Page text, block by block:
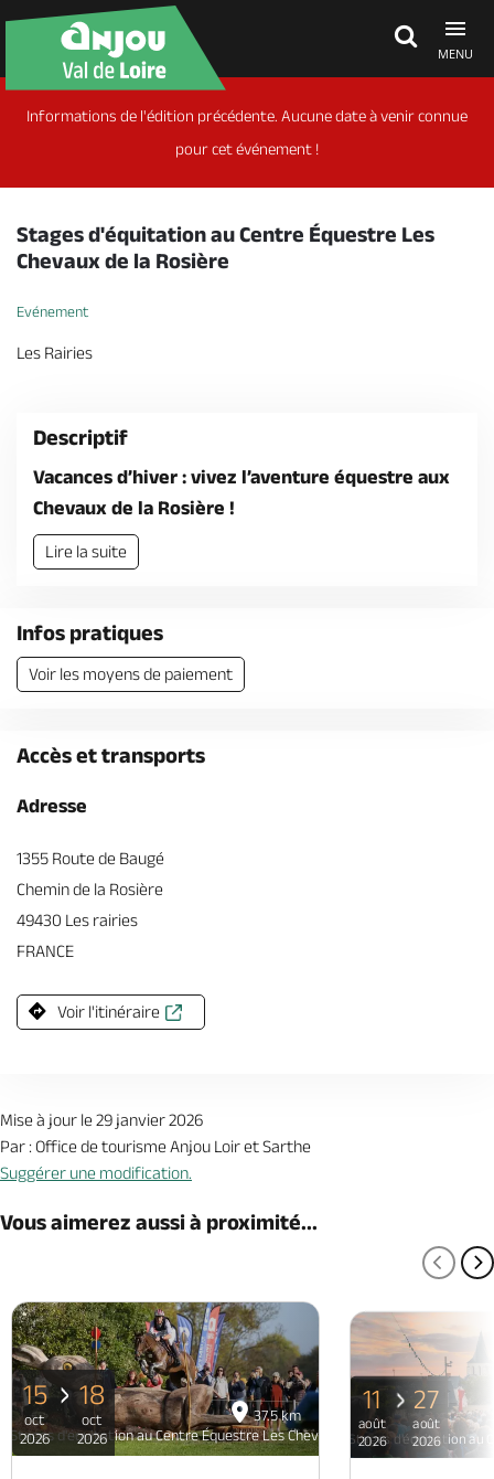
MENU
Découvrir
Dormir, manger
Séjours, cadeaux
Billetterie en ligne
Brochures & Cartes Offices de tourisme
Informations de l'édition précédente. Aucune date à venir connue
pour cet événement !
Stages d'équitation au Centre Équestre Les
Chevaux de la Rosière
Evénement
Les Rairies
Descriptif
Vacances d’hiver : vivez l’aventure équestre aux
Chevaux de la Rosière !
Lire la suite
Infos pratiques
Voir les moyens de paiement
Accès et transports
Adresse
1355 Route de Baugé
Chemin de la Rosière
49430 Les rairies
FRANCE
Voir l'itinéraire
Mise à jour le 29 janvier 2026
Par : Office de tourisme Anjou Loir et Sarthe
Suggérer une modification.
Vous aimerez aussi à proximité...
37.5 km
Stages d'équitation au Centre Équestre Les Chevaux de la Rosière
15
oct
2026
18
oct
2026
Stages d'équitation au
11
août
2026
27
août
2026